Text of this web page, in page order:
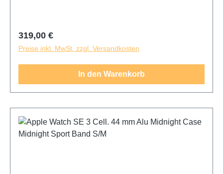
Regulärer Preis:
319,00 €
Preise inkl. MwSt. zzgl. Versandkosten
In den Warenkorb